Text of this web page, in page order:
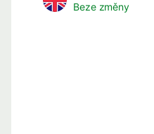
Beze změny